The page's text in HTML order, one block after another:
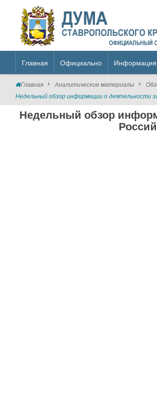
Главная Официально Информация
Главная Аналитические материалы
Недельный обзор информации о деятельности
Недельный обзор